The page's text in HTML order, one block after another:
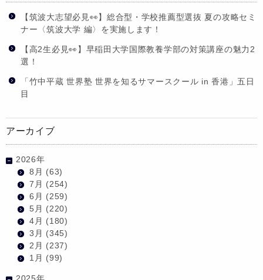
【筑波大志望必見👀】総合型・学校推薦型選抜 夏の攻略セミ
ナー〈筑波大学 編〉を実施します！
【高2生必見👀】早稲田大学国際教養学部の対策講座の魅力2
選！
「竹中平蔵 世界塾 世界を知るサマースクール in 香港」五日
目
アーカイブ
2026年
8月 (63)
7月 (254)
6月 (259)
5月 (220)
4月 (180)
3月 (345)
2月 (237)
1月 (99)
2025年